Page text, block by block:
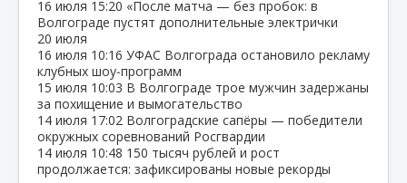
16 июля 15:20 «После матча — без пробок: в
Волгограде пустят дополнительные электрички
20 июля
16 июля 10:16 УФАС Волгограда остановило рекламу
клубных шоу‑программ
15 июля 10:03 В Волгограде трое мужчин задержаны
за похищение и вымогательство
14 июля 17:02 Волгоградские сапёры — победители
окружных соревнований Росгвардии
14 июля 10:48 150 тысяч рублей и рост
продолжается: зафиксированы новые рекорды